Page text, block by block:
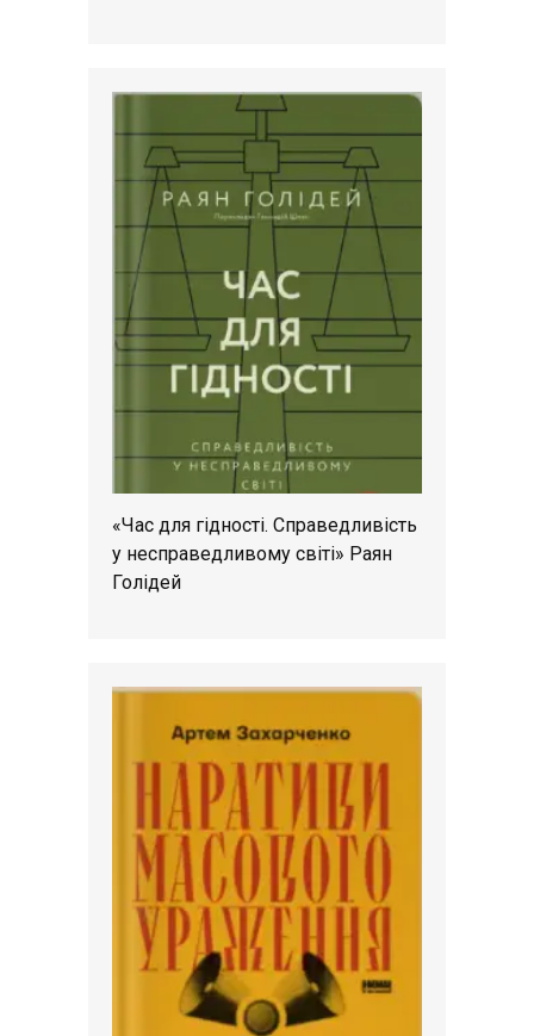
«Час для гідності. Справедливість
у несправедливому світі» Раян
Голідей